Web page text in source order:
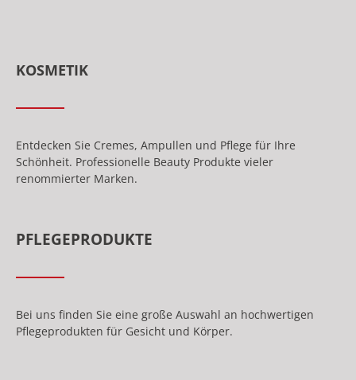
KOSMETIK
Entdecken Sie Cremes, Ampullen und Pflege für Ihre
Schönheit. Professionelle Beauty Produkte vieler
renommierter Marken.
PFLEGEPRODUKTE
Bei uns finden Sie eine große Auswahl an hochwertigen
Pflegeprodukten für Gesicht und Körper.